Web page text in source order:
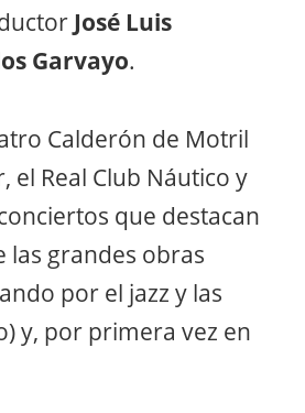
José Luis
Garvayo.
Calderón de Motril
el Real Club Náutico y
que destacan
las grandes obras
por el jazz y las
y, por primera vez en